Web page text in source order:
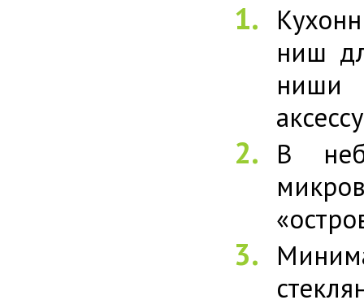
ниш
ниши
В